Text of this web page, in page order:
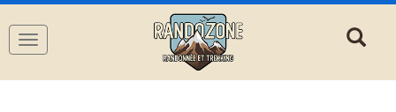
Navigation